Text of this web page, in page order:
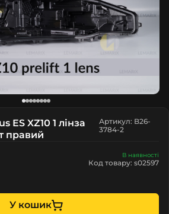
ES XZ10 1 лінза
правий
Артикул: B26-
3784-2
В наявності
Код товару: s02597
У кошик